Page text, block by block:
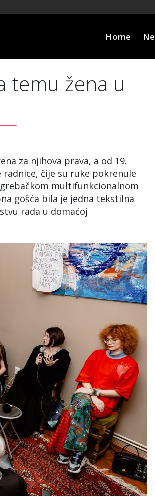
Home
temu žena u
za njihova prava, a od 19.
čije su ruke pokrenule
multifunkcionalnom
gošća bila je jedna tekstilna
rada u domaćoj